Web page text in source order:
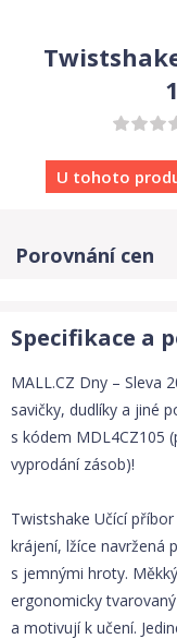
U tohoto
Porovnání cen
Specifikace a
MALL.CZ Dny – Sleva
savičky, dudlíky a jiné
s kódem MDL4CZ105
vyprodání zásob)!
Twistshake Učící
krájení, lžíce navržená
s jemnými hroty.
ergonomicky
a motivují k učení.